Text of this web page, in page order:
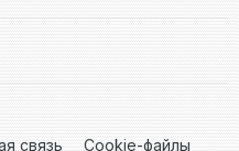
связь Cookie-файлы